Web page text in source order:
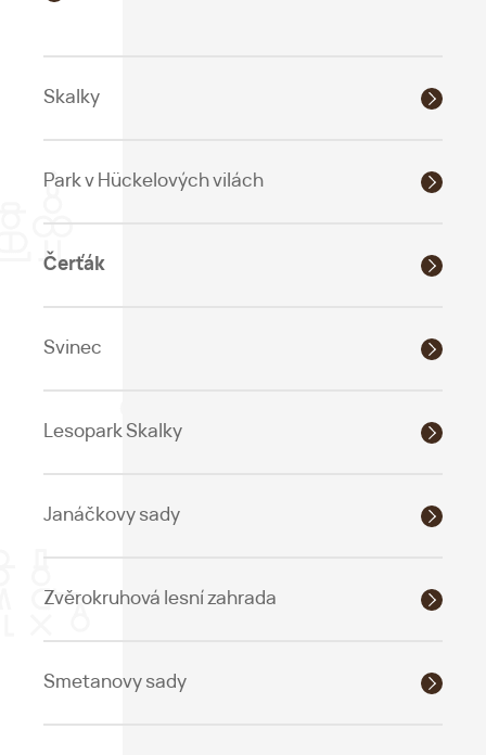
Skalky
Park v Hückelových vilách
Čerťák
Svinec
Lesopark Skalky
Janáčkovy sady
Zvěrokruhová lesní zahrada
Smetanovy sady